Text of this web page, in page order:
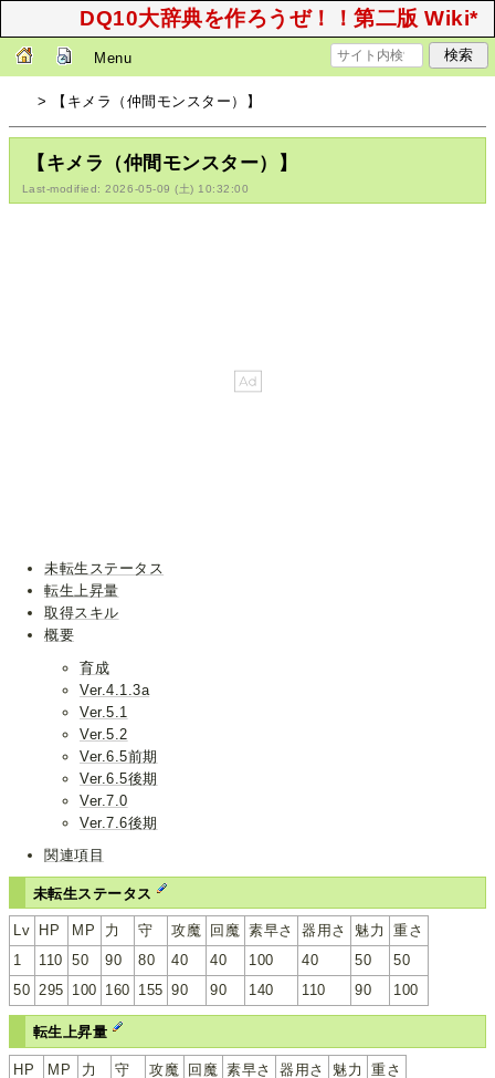
DQ10大辞典を作ろうぜ！！第二版 Wiki*
Menu
> 【キメラ（仲間モンスター）】
【キメラ（仲間モンスター）】
Last-modified: 2026-05-09 (土) 10:32:00
未転生ステータス
転生上昇量
取得スキル
概要
育成
Ver.4.1.3a
Ver.5.1
Ver.5.2
Ver.6.5前期
Ver.6.5後期
Ver.7.0
Ver.7.6後期
関連項目
未転生ステータス
Lv HP MP 力 守 攻魔 回魔 素早さ 器用さ 魅力
重さ
1
110 50 90 80 40 40 100 40 50
50
50 295 100 160 155 90 90 140 110 90 100
転生上昇量
HP MP 力 守 攻魔 回魔 素早さ 器用さ 魅力
重さ